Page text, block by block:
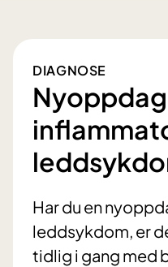
DIAGNOSE
Har du en
leddsykdom, er
tidlig i gang med